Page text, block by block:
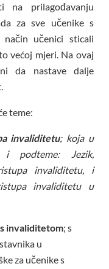
na prilagođavanju
za sve učenike s
učenici sticali
većoj mjeri. Na ovaj
da nastave dalje
teme:
invaliditetu; koja u
i podteme:Jezik,
invaliditetu, i
invaliditetu u
invaliditetom; s
u
za učenike s